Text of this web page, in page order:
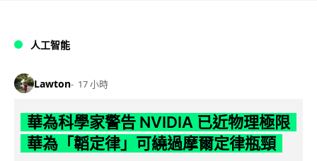
人工智能
Lawton 17 小時
華為科學家警告 NVIDIA 已近物理極限
華為「韜定律」可繞過摩爾定律瓶頸